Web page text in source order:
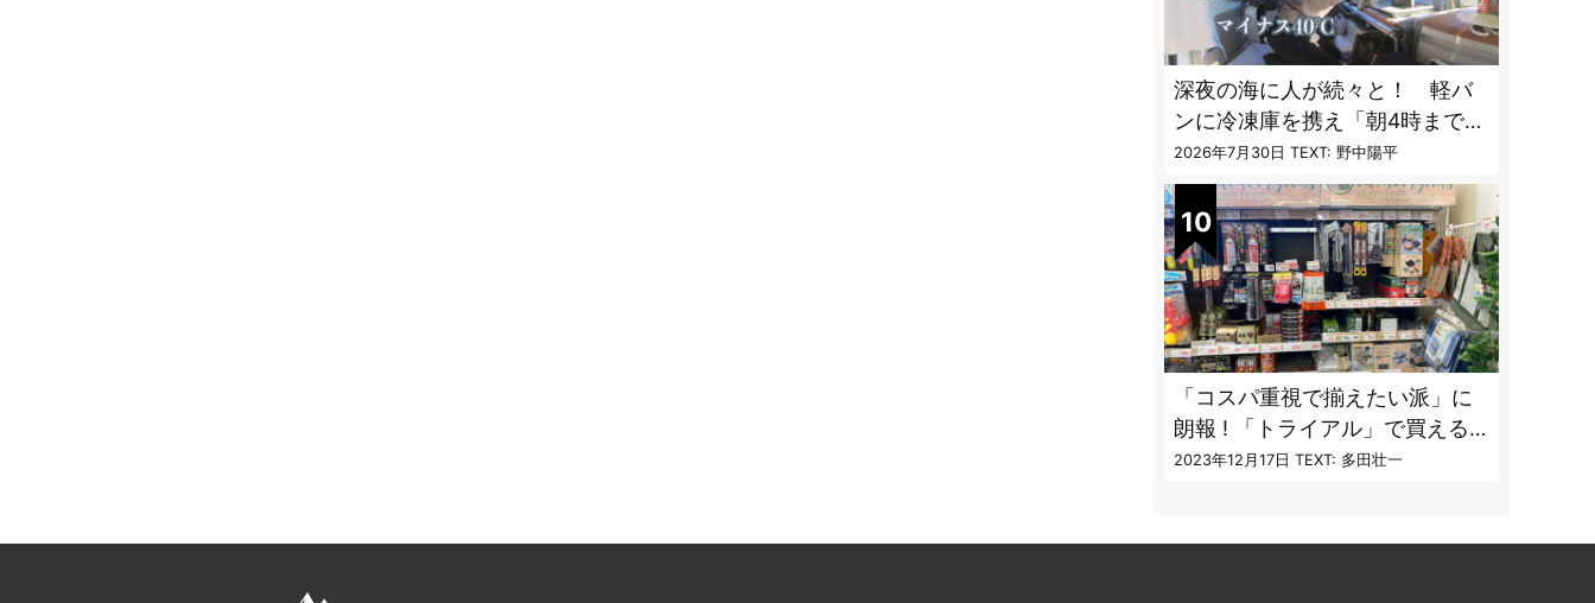
深夜の海に人が続々と！ 軽バ
ンに冷凍庫を携え「朝4時までホ
タルイカ掬い」の奮闘記
2026年7月30日 TEXT: 野中陽平
「コスパ重視で揃えたい派」に
朗報 ! 「トライアル」で買える
キャンプ道具7品
2023年12月17日 TEXT: 多田壮一